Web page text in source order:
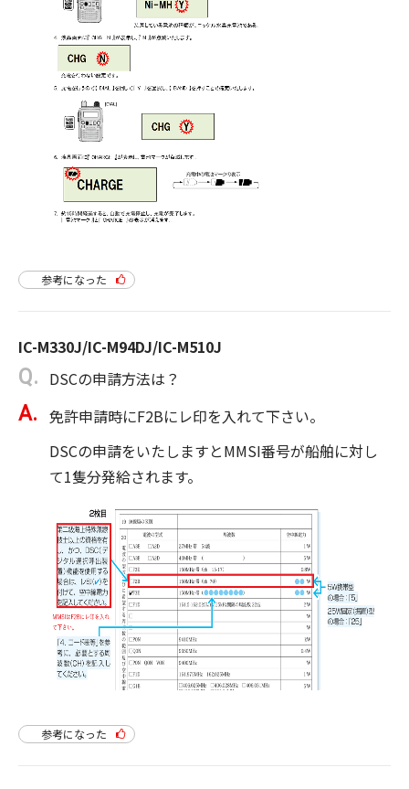
参考になった
IC-M330J/IC-M94DJ/IC-M510J
DSCの申請方法は？
免許申請時にF2Bにレ印を入れて下さい。
DSCの申請をいたしますとMMSI番号が船舶に対し
て1隻分発給されます。
参考になった